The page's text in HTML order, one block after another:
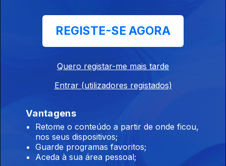
26 jun. 2026
Expresso Transatlântico, PT Muzyk,...
24 jun. 2026
Inclui Micro Audio Waves, Fernando Martins, Youth Yard,
Duques do Precariado, Novos Românticos, Niki Moss,...
REGISTE-SE AGORA
Quero registar-me mais tarde
Entrar (utilizadores registados)
Vantagens
Retome o conteúdo a partir de onde ficou,
nos seus dispositivos;
Guarde programas favoritos;
Aceda à sua área pessoal;